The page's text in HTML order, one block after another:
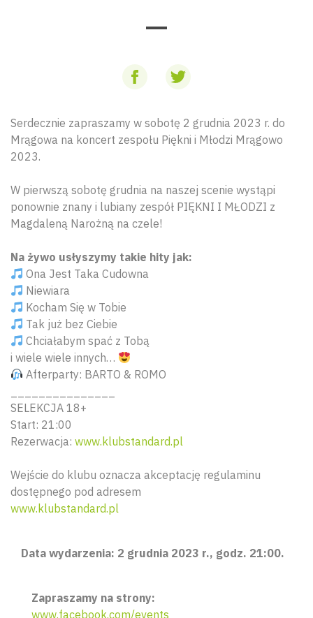
Serdecznie zapraszamy w sobotę 2 grudnia 2023 r. do
Mrągowa na koncert zespołu Piękni i Młodzi Mrągowo
2023.
W pierwszą sobotę grudnia na naszej scenie wystąpi
ponownie znany i lubiany zespół PIĘKNI I MŁODZI z
Magdaleną Narożną na czele!
Na żywo usłyszymy takie hity jak:
Ona Jest Taka Cudowna
Niewiara
Kocham Się w Tobie
Tak już bez Ciebie
Chciałabym spać z Tobą
i wiele wiele innych…
Afterparty: BARTO & ROMO
SELEKCJA 18+
Start: 21:00
Rezerwacja: www.klubstandard.pl
Wejście do klubu oznacza akceptację regulaminu
dostępnego pod adresem
www.klubstandard.pl
Data wydarzenia: 2 grudnia 2023 r., godz. 21:00.
Zapraszamy na strony:
www.facebook.com/events